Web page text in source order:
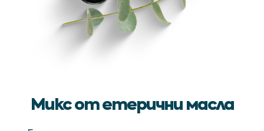
Микс от етерични масла